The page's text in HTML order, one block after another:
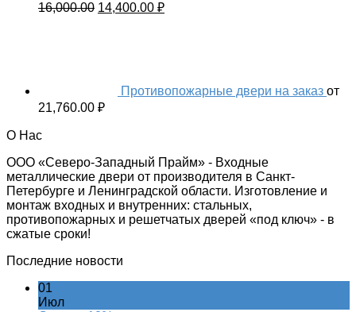
16,000.00 14,400.00 ₽
Противопожарные двери на заказ от
21,760.00 ₽
О Нас
ООО «Северо-Западный Прайм» - Входные
металлические двери от производителя в Санкт-
Петербурге и Ленинградской области. Изготовление и
монтаж входных и внутренних: стальных,
противопожарных и решетчатых дверей «под ключ» - в
сжатые сроки!
Последние новости
01
Июл